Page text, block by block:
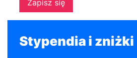
Zapisz się
Stypendia i zniżki